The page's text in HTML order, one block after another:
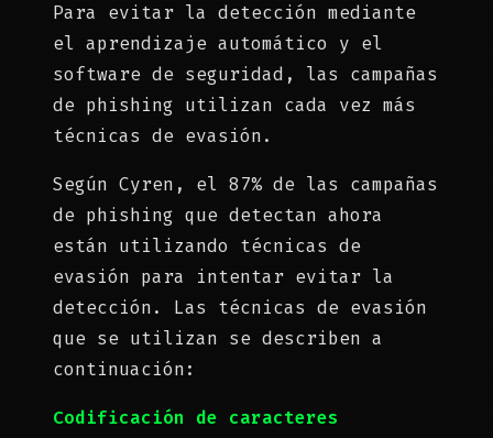
Para evitar la detección mediante
el aprendizaje automático y el
software de seguridad, las campañas
de phishing utilizan cada vez más
técnicas de evasión.
Según Cyren, el 87% de las campañas
de phishing que detectan ahora
están utilizando técnicas de
evasión para intentar evitar la
detección. Las técnicas de evasión
que se utilizan se describen a
continuación:
Codificación de caracteres